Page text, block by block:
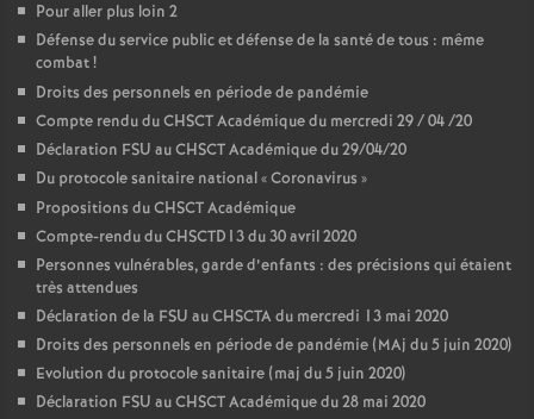
Pour aller plus loin 2
Défense du service public et défense de la santé de tous : même
combat!
Droits des personnels en période de pandémie
Compte rendu du CHSCT Académique du mercredi 29 / 04 /20
Déclaration FSU au CHSCT Académique du 29/04/20
Du protocole sanitaire national «Coronavirus »
Propositions du CHSCT Académique
Compte-rendu du CHSCTD13 du 30 avril 2020
Personnes vulnérables, garde d’enfants : des précisions qui étaient
très attendues
Déclaration de la FSU au CHSCTA du mercredi 13 mai 2020
Droits des personnels en période de pandémie (MAj du 5 juin 2020)
Evolution du protocole sanitaire (maj du 5 juin 2020)
Déclaration FSU au CHSCT Académique du 28 mai 2020